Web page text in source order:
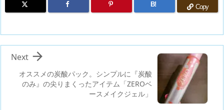
B! Copy
オススメの炭酸パック。シンプルに『炭酸
のみ』の尖りまくったアイテム「ZEROベ
ースメイクジェル」

Next